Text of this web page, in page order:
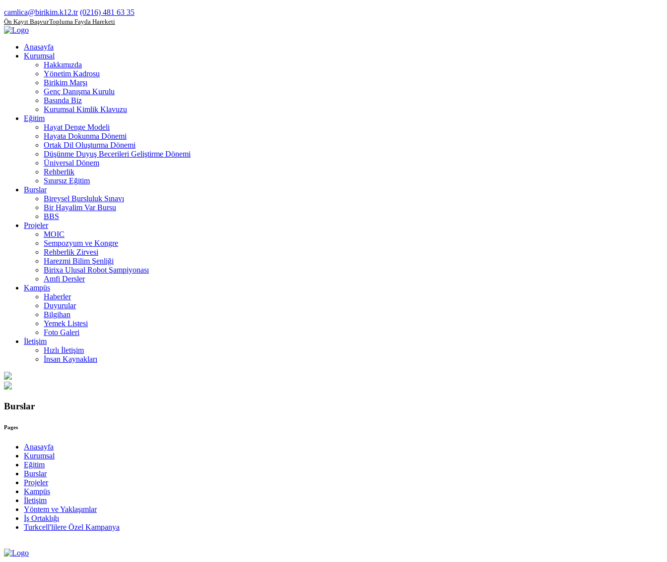
camlica@birikim.k12.tr (0216) 481 63 35
Ön Kayıt BaşvuruTopluma Fayda Hareketi
Anasayfa
Kurumsal
Hakkımızda
Yönetim Kadrosu
Birikim Marşı
Genç Danışma Kurulu
Basında Biz
Kurumsal Kimlik Klavuzu
Eğitim
Hayat Denge Modeli
Hayata Dokunma Dönemi
Ortak Dil Oluşturma Dönemi
Düşünme Duyuş Becerileri Geliştirme Dönemi
Üniversal Dönem
Rehberlik
Sınırsız Eğitim
Burslar
Bireysel Bursluluk Sınavı
Bir Hayalim Var Bursu
BBS
Projeler
MOIC
Sempozyum ve Kongre
Rehberlik Zirvesi
Harezmi Bilim Şenliği
Birixa Ulusal Robot Şampiyonası
Amfi Dersler
Kampüs
Haberler
Duyurular
Bilgihan
Yemek Listesi
Foto Galeri
İletişim
Hızlı İletişim
İnsan Kaynakları
Burslar
Pages
Anasayfa
Kurumsal
Eğitim
Burslar
Projeler
Kampüs
İletişim
Yöntem ve Yaklaşımlar
İş Ortaklığı
Turkcell'lilere Özel Kampanya